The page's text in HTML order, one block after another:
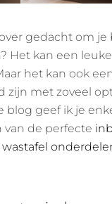
gedacht om je
Het kan een
het kan ook
zijn met zoveel
blog geef ik je
van de perfecte
wastafel